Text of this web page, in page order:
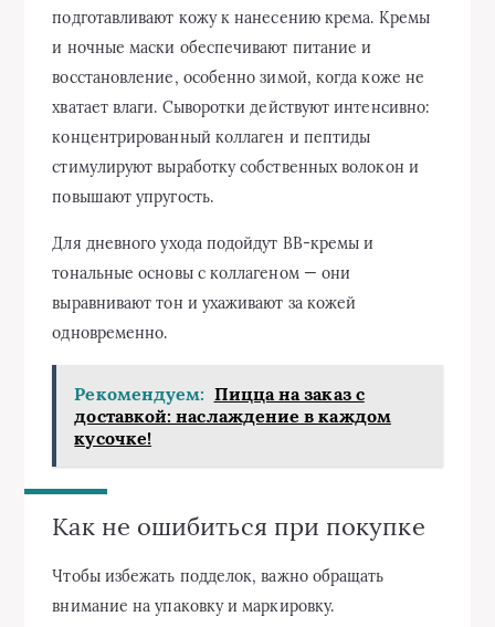
подготавливают кожу к нанесению крема. Кремы
и ночные маски обеспечивают питание и
восстановление, особенно зимой, когда коже не
хватает влаги. Сыворотки действуют интенсивно:
концентрированный коллаген и пептиды
стимулируют выработку собственных волокон и
повышают упругость.
Для дневного ухода подойдут BB-кремы и
тональные основы с коллагеном — они
выравнивают тон и ухаживают за кожей
одновременно.
Рекомендуем: Пицца на заказ с
доставкой: наслаждение в каждом
кусочке!
Как не ошибиться при покупке
Чтобы избежать подделок, важно обращать
внимание на упаковку и маркировку.